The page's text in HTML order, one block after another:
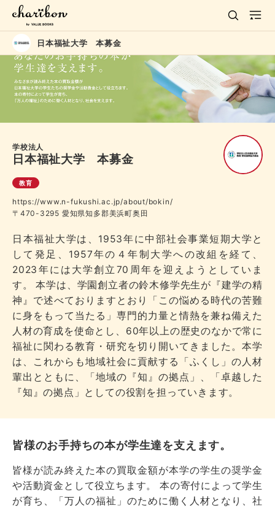
日本福祉大学 本募金
学校法人
日本福祉大学 本募金
教育
https://www.n-fukushi.ac.jp/about/bokin/
〒470-3295 愛知県知多郡美浜町奥田
日本福祉大学は、1953年に中部社会事業短期大学と
して発足、1957年の４年制大学への改組を経て、
2023年には大学創立70周年を迎えようとしていま
す。 本学は、学園創立者の鈴木修学先生が『建学の精
神』で述べておりますとおり「この悩める時代の苦難
に身をもって当たる」専門的力量と情熱を兼ね備えた
人材の育成を使命とし、60年以上の歴史のなかで常に
福祉に関わる教育・研究を切り開いてきました。本学
は、これからも地域社会に貢献する「ふくし」の人材
輩出とともに、「地域の『知』の拠点」、「卓越した
『知』の拠点」としての役割を担っていきます。
皆様のお手持ちの本が学生達を支えます。
皆様が読み終えた本の買取金額が本学の学生の奨学金
や活動資金として役立ちます。 本の寄付によって学生
が育ち、「万人の福祉」のために働く人材となり、社